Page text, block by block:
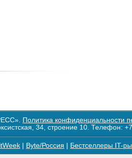
Политика конфиденциальности
34, строение 10. Телефон:
itWeek Byte/Россия Бестселлеры IT-